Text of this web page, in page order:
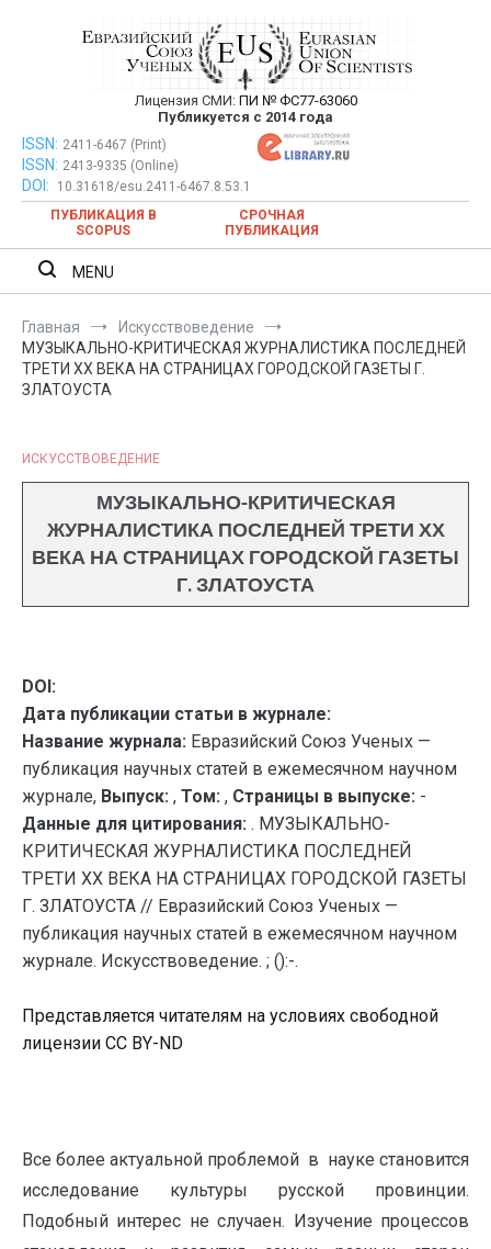
Евразийский Союз Ученых —
публикация научных статей в
ежемесячном научном журнале
Лицензия СМИ: ПИ № ФС77-63060
Публикуется с 2014 года
Евразийский Союз Ученых — публикация научных статей в
ежемесячном научном журнале
ISSN: 2411-6467 (Print)
ISSN: 2413-9335 (Online)
DOI:
10.31618/esu.2411-6467.8.53.1
ПУБЛИКАЦИЯ В
SCOPUS
СРОЧНАЯ
ПУБЛИКАЦИЯ
MENU
Главная
Искусствоведение
МУЗЫКАЛЬНО-КРИТИЧЕСКАЯ ЖУРНАЛИСТИКА ПОСЛЕДНЕЙ
ТРЕТИ ХХ ВЕКА НА СТРАНИЦАХ ГОРОДСКОЙ ГАЗЕТЫ Г.
ЗЛАТОУСТА
ИСКУССТВОВЕДЕНИЕ
МУЗЫКАЛЬНО-КРИТИЧЕСКАЯ
ЖУРНАЛИСТИКА ПОСЛЕДНЕЙ ТРЕТИ ХХ
ВЕКА НА СТРАНИЦАХ ГОРОДСКОЙ ГАЗЕТЫ
Г. ЗЛАТОУСТА
DOI:
Дата публикации статьи в журнале:
Название журнала: Евразийский Союз Ученых —
публикация научных статей в ежемесячном научном
журнале, Выпуск: , Том: , Страницы в выпуске: -
Данные для цитирования: . МУЗЫКАЛЬНО-
КРИТИЧЕСКАЯ ЖУРНАЛИСТИКА ПОСЛЕДНЕЙ
ТРЕТИ ХХ ВЕКА НА СТРАНИЦАХ ГОРОДСКОЙ ГАЗЕТЫ
Г. ЗЛАТОУСТА // Евразийский Союз Ученых —
публикация научных статей в ежемесячном научном
журнале. Искусствоведение. ; ():-.
Представляется читателям на условиях свободной
лицензии CC BY-ND
Все более актуальной проблемой в науке становится
исследование культуры русской провинции.
Подобный интерес не случаен. Изучение процессов